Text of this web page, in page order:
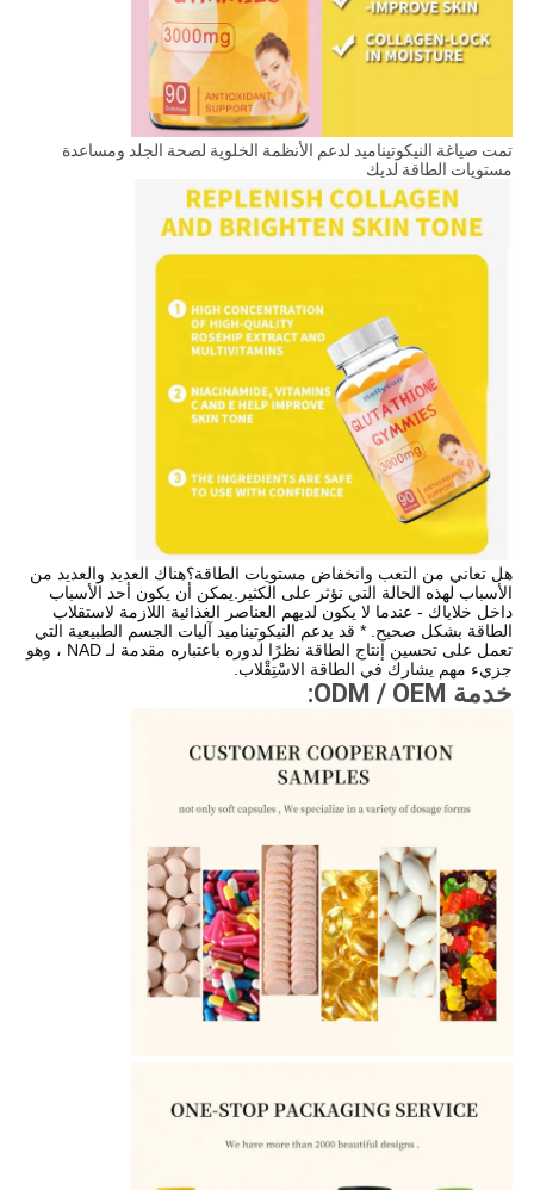
تمت صياغة النيكوتيناميد لدعم الأنظمة الخلوية لصحة الجلد ومساعدة
مستويات الطاقة لديك
هل تعاني من التعب وانخفاض مستويات الطاقة؟هناك العديد والعديد من
الأسباب لهذه الحالة التي تؤثر على الكثير.يمكن أن يكون أحد الأسباب
داخل خلاياك - عندما لا يكون لديهم العناصر الغذائية اللازمة لاستقلاب
الطاقة بشكل صحيح. * قد يدعم النيكوتيناميد آليات الجسم الطبيعية التي
تعمل على تحسين إنتاج الطاقة نظرًا لدوره باعتباره مقدمة لـ NAD ، وهو
جزيء مهم يشارك في الطاقة الاسْتِقْلاب.
خدمة ODM / OEM: